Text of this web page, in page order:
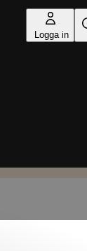
Logga in